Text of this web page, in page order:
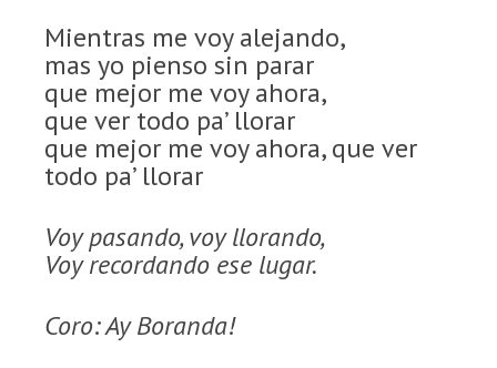
Mientras me voy alejando,
mas yo pienso sin parar
que mejor me voy ahora,
que ver todo pa’ llorar
que mejor me voy ahora, que ver
todo pa’ llorar
Voy pasando, voy llorando,
Voy recordando ese lugar.
Coro: Ay Boranda!